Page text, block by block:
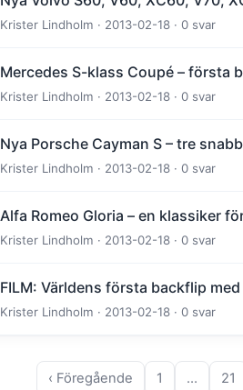
Krister Lindholm · 2013-02-18 · 0 svar
Mercedes S-klass Coupé – första
Krister Lindholm · 2013-02-18 · 0 svar
Nya Porsche Cayman S – tre
Krister Lindholm · 2013-02-18 · 0 svar
Alfa Romeo Gloria – en klassiker
Krister Lindholm · 2013-02-18 · 0 svar
FILM: Världens första backflip med
Krister Lindholm · 2013-02-18 · 0 svar
‹ Föregående 1 … 21